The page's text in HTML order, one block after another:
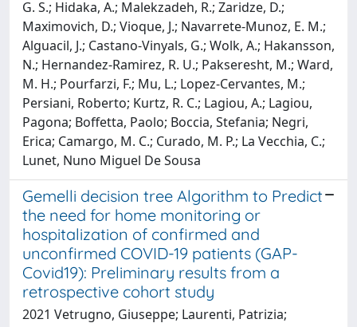
G. S.; Hidaka, A.; Malekzadeh, R.; Zaridze, D.;
Maximovich, D.; Vioque, J.; Navarrete-Munoz, E. M.;
Alguacil, J.; Castano-Vinyals, G.; Wolk, A.; Hakansson,
N.; Hernandez-Ramirez, R. U.; Pakseresht, M.; Ward,
M. H.; Pourfarzi, F.; Mu, L.; Lopez-Cervantes, M.;
Persiani, Roberto; Kurtz, R. C.; Lagiou, A.; Lagiou,
Pagona; Boffetta, Paolo; Boccia, Stefania; Negri,
Erica; Camargo, M. C.; Curado, M. P.; La Vecchia, C.;
Lunet, Nuno Miguel De Sousa
Gemelli decision tree Algorithm to Predict
the need for home monitoring or
hospitalization of confirmed and
unconfirmed COVID-19 patients (GAP-
Covid19): Preliminary results from a
retrospective cohort study
2021 Vetrugno, Giuseppe; Laurenti, Patrizia;